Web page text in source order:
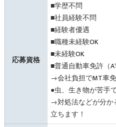
応募資格
■学歴不問
■社員経験不問
■経験者優遇
■職種未経験OK
■未経験OK
■普通自動車免許（
→会社負担でMT車
●虫、生き物が苦手
→対処法などが分か
立ちます！